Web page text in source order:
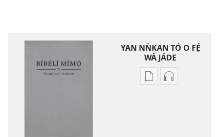
YAN NǸKAN TÓ O FẸ́
WÀ JÁDE
Bó
Bó